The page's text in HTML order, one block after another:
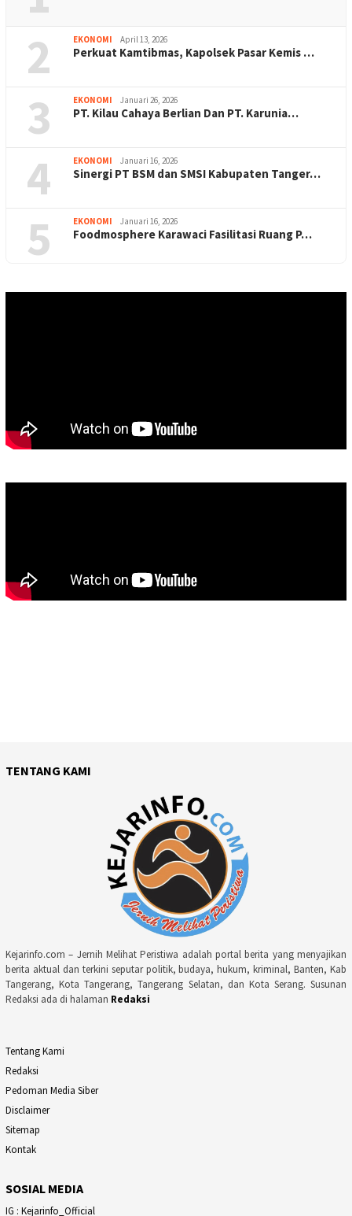
2 EKONOMI April 13, 2026
Perkuat Kamtibmas, Kapolsek Pasar Kemis …
3 EKONOMI Januari 26, 2026
PT. Kilau Cahaya Berlian Dan PT. Karunia…
4 EKONOMI Januari 16, 2026
Sinergi PT BSM dan SMSI Kabupaten Tanger…
5 EKONOMI Januari 16, 2026
Foodmosphere Karawaci Fasilitasi Ruang P…
TENTANG KAMI
Kejarinfo.com – Jernih Melihat Peristiwa adalah portal berita yang menyajikan
berita aktual dan terkini seputar politik, budaya, hukum, kriminal, Banten, Kab
Tangerang, Kota Tangerang, Tangerang Selatan, dan Kota Serang. Susunan
Redaksi ada di halaman Redaksi
Tentang Kami
Redaksi
Pedoman Media Siber
Disclaimer
Sitemap
Kontak
SOSIAL MEDIA
IG : Kejarinfo_Official